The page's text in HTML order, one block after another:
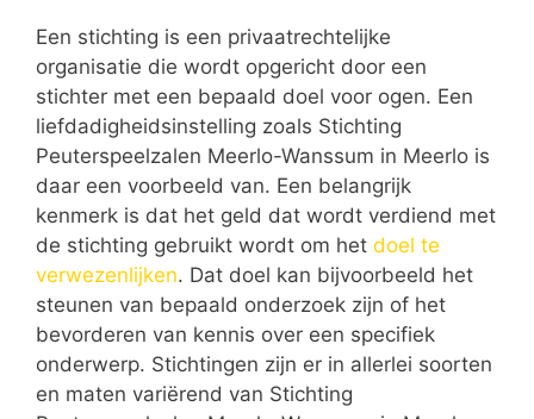
Een stichting is een privaatrechtelijke
organisatie die wordt opgericht door een
stichter met een bepaald doel voor ogen. Een
liefdadigheidsinstelling zoals Stichting
Peuterspeelzalen Meerlo-Wanssum in Meerlo is
daar een voorbeeld van. Een belangrijk
kenmerk is dat het geld dat wordt verdiend met
de stichting gebruikt wordt om het doel te
verwezenlijken. Dat doel kan bijvoorbeeld het
steunen van bepaald onderzoek zijn of het
bevorderen van kennis over een specifiek
onderwerp. Stichtingen zijn er in allerlei soorten
en maten variërend van Stichting